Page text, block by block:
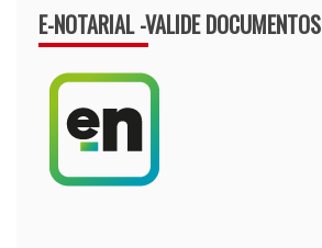
E-NOTARIAL -VALIDE DOCUMENTOS